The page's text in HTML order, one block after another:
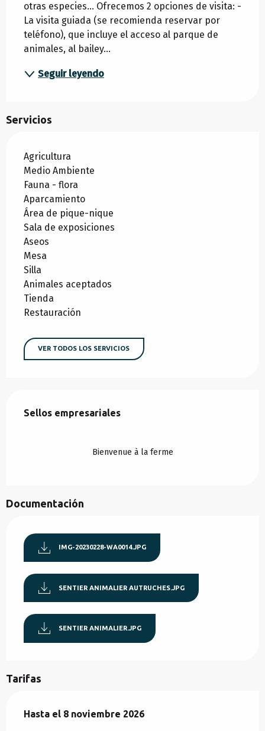
otras especies... Ofrecemos 2 opciones de visita: -
La visita guiada (se recomienda reservar por
teléfono), que incluye el acceso al parque de
animales, al bailey...
Seguir leyendo
Servicios
Agricultura
Medio Ambiente
Fauna - flora
Aparcamiento
Área de pique-nique
Sala de exposiciones
Aseos
Mesa
Silla
Animales aceptados
Tienda
Restauración
VER TODOS LOS SERVICIOS
Sellos empresariales
Sellos empresariales
Bienvenue à la ferme
Documentación
IMG-20230228-WA0014.JPG
SENTIER ANIMALIER AUTRUCHES.JPG
SENTIER ANIMALIER.JPG
Tarifas
Desde 11 abril 2026hasta8 noviembre 2026
Hasta el 8 noviembre 2026